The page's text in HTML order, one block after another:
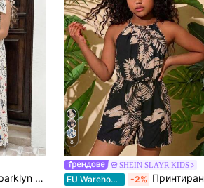
прав крачол с широки крачоли за ежедневно носене, пролет/лято
8
SHEIN SLAYR KIDS
EU Warehouse -2% Принтиран ромпер за ваканция за момичета в тийнейджърска възраст